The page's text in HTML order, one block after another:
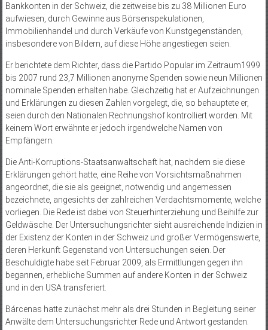
Bankkonten in der Schweiz, die zeitweise bis zu 38 Millionen Euro
aufwiesen, durch Gewinne aus Börsenspekulationen,
Immobilienhandel und durch Verkäufe von Kunstgegenständen,
insbesondere von Bildern, auf diese Höhe angestiegen seien.
Er berichtete dem Richter, dass die Partido Popular im Zeitraum1999
bis 2007 rund 23,7 Millionen anonyme Spenden sowie neun Millionen
nominale Spenden erhalten habe. Gleichzeitig hat er Aufzeichnungen
und Erklärungen zu diesen Zahlen vorgelegt, die, so behauptete er,
seien durch den Nationalen Rechnungshof kontrolliert worden. Mit
keinem Wort erwähnte er jedoch irgendwelche Namen von
Empfängern.
Die Anti-Korruptions-Staatsanwaltschaft hat, nachdem sie diese
Erklärungen gehört hatte, eine Reihe von Vorsichtsmaßnahmen
angeordnet, die sie als geeignet, notwendig und angemessen
bezeichnete, angesichts der zahlreichen Verdachtsmomente, welche
vorliegen. Die Rede ist dabei von Steuerhinterziehung und Beihilfe zur
Geldwäsche. Der Untersuchungsrichter sieht ausreichende Indizien in
der Existenz der Konten in der Schweiz und großer Vermögenswerte,
deren Herkunft Gegenstand von Untersuchungen seien. Der
Beschuldigte habe seit Februar 2009, als Ermittlungen gegen ihn
begannen, erhebliche Summen auf andere Konten in der Schweiz
und in den USA transferiert.
Bárcenas hatte zunächst mehr als drei Stunden in Begleitung seiner
Anwälte dem Untersuchungsrichter Rede und Antwort gestanden.